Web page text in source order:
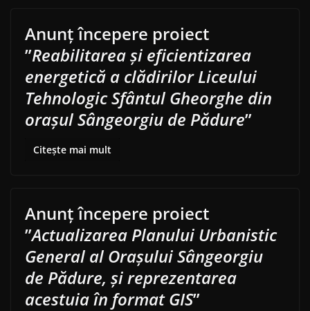
Anunț începere proiect
”Reabilitarea și eficientizarea
energetică a clădirilor Liceului
Tehnologic Sfântul Gheorghe din
orașul Sângeorgiu de Pădure”
Citește mai mult
Anunț începere proiect
”Actualizarea Planului Urbanistic
General al Orașului Sângeorgiu
de Pădure, și reprezentarea
acestuia în format GIS”